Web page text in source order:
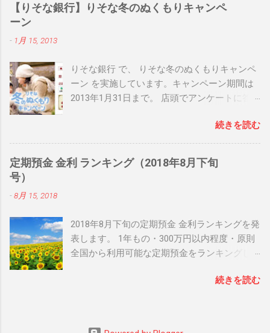
【りそな銀行】りそな冬のぬくもりキャンペ
ーン
- 1月 15, 2013
りそな銀行 で、 りそな冬のぬくもりキャンペ
ーン を実施しています。キャンペーン期間は
2013年1月31日まで。 店頭でアンケートに答
ジナルブランケットが当たるなどの内容とな
っています。 日頃 りそな銀行 を利用してお
り、店頭に行く機会のある方は是非チェック
してみて下さいね！ 関連リンク： りそな冬の
続きを読む
定期預金 金利 ランキング（2018年8月下旬
号）
-8月 15, 2018
2018年8月下旬の定期預金 金利ランキングを発
表します。 1年もの・300万円以内程度・原則
全国から利用可能な定期預金をランキングし
「センス」 （年0.37%） 大阪信用金庫 の だい
続きを読む